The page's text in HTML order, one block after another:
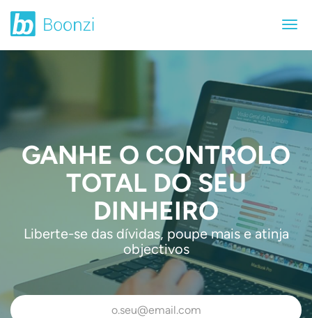
GANHE O CONTROLO
TOTAL DO SEU
DINHEIRO
Liberte-se das dívidas, poupe mais e atinja
objectivos